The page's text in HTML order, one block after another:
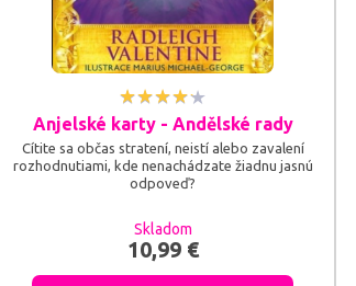
Anjelské karty - Andělské rady
Cítite sa občas stratení, neistí alebo zavalení
rozhodnutiami, kde nenachádzate žiadnu jasnú
odpoveď?
Skladom
10,99 €